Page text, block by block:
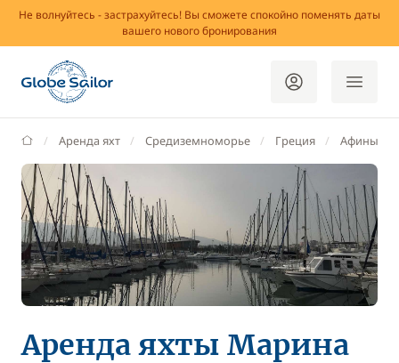
Не волнуйтесь - застрахуйтесь! Вы сможете спокойно поменять даты
вашего нового бронирования
GlobeSailor
Аренда яхт Средиземноморье Греция Афины
Аренда яхты Марина